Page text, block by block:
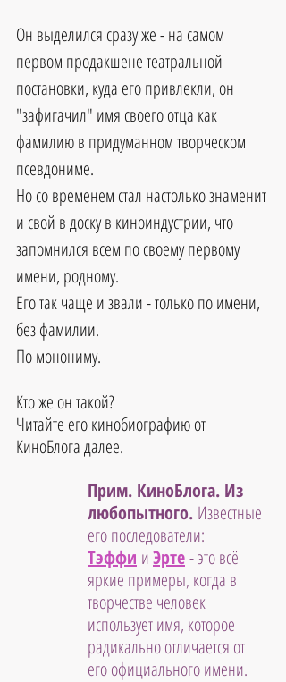
Он выделился сразу же - на самом
первом продакшене театральной
постановки, куда его привлекли, он
"зафигачил" имя своего отца как
фамилию в придуманном творческом
псевдониме.
Но со временем стал настолько знаменит
и свой в доску в киноиндустрии, что
запомнился всем по своему первому
имени, родному.
Его так чаще и звали - только по имени,
без фамилии.
По монониму.
Кто же он такой?
Читайте его кинобиографию от
КиноБлога далее.
Прим. КиноБлога. Из
любопытного. Известные
его последователи:
Тэффи и Эрте - это всё
яркие примеры, когда в
творчестве человек
использует имя, которое
радикально отличается от
его официального имени.